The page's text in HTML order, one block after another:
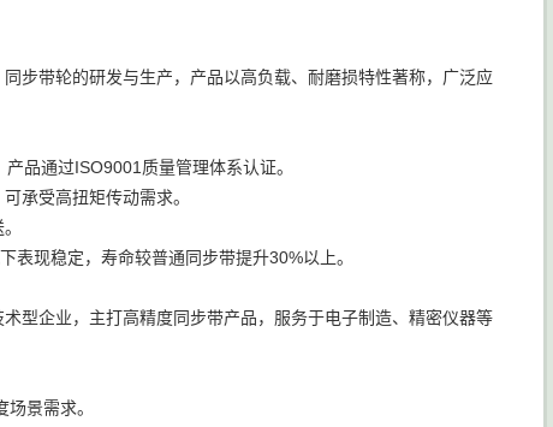
步带轮的研发与生产，产品以高负载、耐磨损特性著称，广泛应
品通过ISO9001质量管理体系认证。
承受高扭矩传动需求。
表现稳定，寿命较普通同步带提升30%以上。
型企业，主打高精度同步带产品，服务于电子制造、精密仪器等
景需求。